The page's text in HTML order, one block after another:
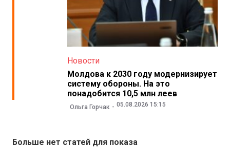
Новости
Молдова к 2030 году модернизирует
систему обороны. На это
понадобится 10,5 млн леев
Ольга Горчак 05.08.2026 15:15
Больше нет статей для показа